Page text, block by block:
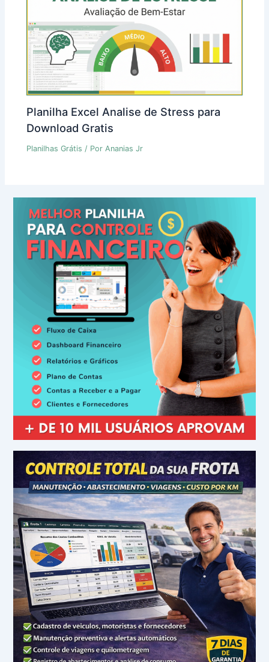
Planilha Excel Analise de Stress para
Download Gratis
Planilhas Grátis / PorAnanias Jr